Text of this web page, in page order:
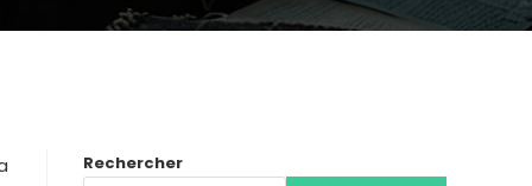
Rechercher